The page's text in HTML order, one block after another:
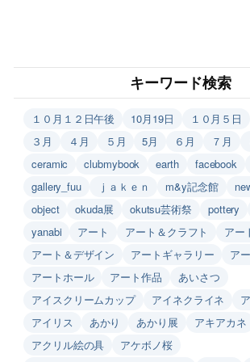
キーワード検索
１０月１２日午後 10月19日 １０月５日
３月
４月 ５月 5月 ６月 ７月
ceramic
clubmybook earth facebook
gallery_fuu
ｊａｋｅｎ m&y記念館
object
okuda展 okutsu芸術祭 pottery
yanabi
アート アート＆クラフト
アー
アート＆デザイン
アートギャラリー
ア
アートホール
アート作品
あいさつ
アイスクリームカップ
アイネクライネ
アイリス
あかり あかり展
アキアカネ
アクリル絵の具
アケボノ桜